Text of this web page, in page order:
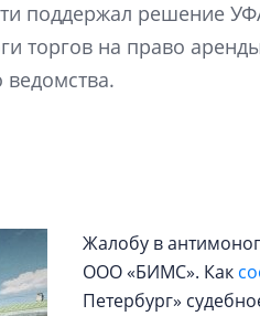
поддержал решение
торгов на право
Жалобу в
ООО «БИМС». Как
Петербург»